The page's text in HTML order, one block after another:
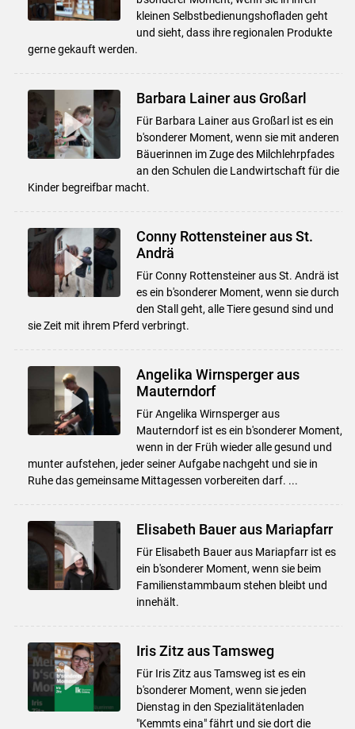
kleinen Selbstbedienungshofladen geht
und sieht, dass ihre regionalen Produkte
gerne gekauft werden.
Barbara Lainer aus Großarl
Für Barbara Lainer aus Großarl ist es ein
b'sonderer Moment, wenn sie mit anderen
Bäuerinnen im Zuge des Milchlehrpfades
an den Schulen die Landwirtschaft für die
Kinder begreifbar macht.
Conny Rottensteiner aus St.
Andrä
Für Conny Rottensteiner aus St. Andrä ist
es ein b'sonderer Moment, wenn sie durch
den Stall geht, alle Tiere gesund sind und
sie Zeit mit ihrem Pferd verbringt.
Angelika Wirnsperger aus
Mauterndorf
Für Angelika Wirnsperger aus
Mauterndorf ist es ein b'sonderer Moment,
wenn in der Früh wieder alle gesund und
munter aufstehen, jeder seiner Aufgabe nachgeht und sie in
Ruhe das gemeinsame Mittagessen vorbereiten darf. ...
Elisabeth Bauer aus Mariapfarr
Für Elisabeth Bauer aus Mariapfarr ist es
ein b'sonderer Moment, wenn sie beim
Familienstammbaum stehen bleibt und
innehält.
Iris Zitz aus Tamsweg
Für Iris Zitz aus Tamsweg ist es ein
b'sonderer Moment, wenn sie jeden
Dienstag in den Spezialitätenladen
"Kemmts eina" fährt und sie dort die